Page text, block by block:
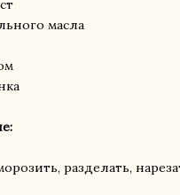
масла
разделать,